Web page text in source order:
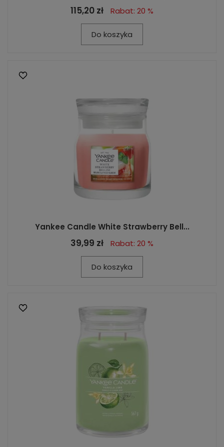
115,20 zł Rabat: 20 %
Do koszyka
Yankee Candle White Strawberry Bell...
39,99 zł Rabat: 20 %
Do koszyka